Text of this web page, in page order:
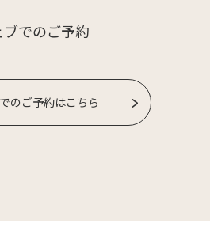
ブでのご予約
のご予約はこちら